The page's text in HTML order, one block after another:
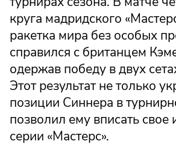
круга мадридского
ракетка мира без особых
справился с британцем
одержав победу в двух
Этот результат не только
позиции Синнера в
позволил ему вписать свое
серии «Мастерс».